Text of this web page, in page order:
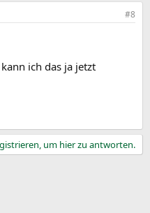
#8
ich das ja jetzt
um hier zu antworten.